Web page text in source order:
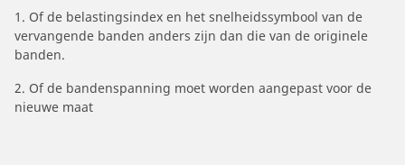
1. Of de belastingsindex en het snelheidssymbool van de
vervangende banden anders zijn dan die van de originele
banden.
2. Of de bandenspanning moet worden aangepast voor de
nieuwe maat